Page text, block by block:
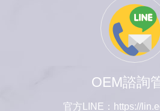
OEM諮詢
官方LINE：https://